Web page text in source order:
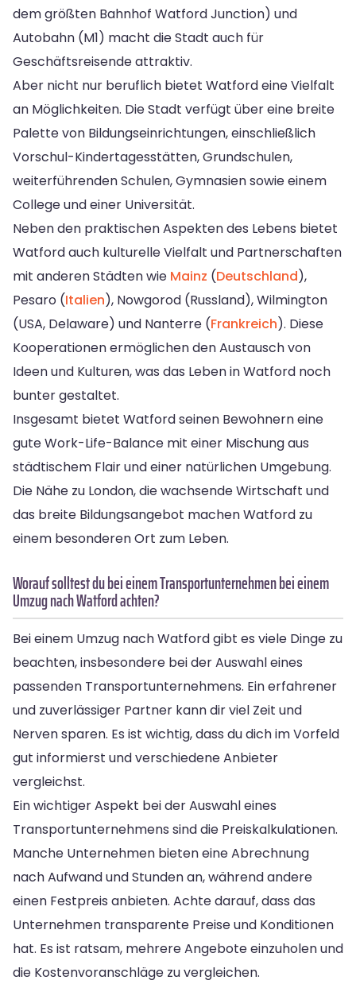
dem größten Bahnhof Watford Junction) und
Autobahn (M1) macht die Stadt auch für
Geschäftsreisende attraktiv.
Aber nicht nur beruflich bietet Watford eine Vielfalt
an Möglichkeiten. Die Stadt verfügt über eine breite
Palette von Bildungseinrichtungen, einschließlich
Vorschul-Kindertagesstätten, Grundschulen,
weiterführenden Schulen, Gymnasien sowie einem
College und einer Universität.
Neben den praktischen Aspekten des Lebens bietet
Watford auch kulturelle Vielfalt und Partnerschaften
mit anderen Städten wie Mainz (Deutschland),
Pesaro (Italien), Nowgorod (Russland), Wilmington
(USA, Delaware) und Nanterre (Frankreich). Diese
Kooperationen ermöglichen den Austausch von
Ideen und Kulturen, was das Leben in Watford noch
bunter gestaltet.
Insgesamt bietet Watford seinen Bewohnern eine
gute Work-Life-Balance mit einer Mischung aus
städtischem Flair und einer natürlichen Umgebung.
Die Nähe zu London, die wachsende Wirtschaft und
das breite Bildungsangebot machen Watford zu
einem besonderen Ort zum Leben.
Worauf solltest du bei einem Transportunternehmen bei einem
Umzug nach Watford achten?
Bei einem Umzug nach Watford gibt es viele Dinge zu
beachten, insbesondere bei der Auswahl eines
passenden Transportunternehmens. Ein erfahrener
und zuverlässiger Partner kann dir viel Zeit und
Nerven sparen. Es ist wichtig, dass du dich im Vorfeld
gut informierst und verschiedene Anbieter
vergleichst.
Ein wichtiger Aspekt bei der Auswahl eines
Transportunternehmens sind die Preiskalkulationen.
Manche Unternehmen bieten eine Abrechnung
nach Aufwand und Stunden an, während andere
einen Festpreis anbieten. Achte darauf, dass das
Unternehmen transparente Preise und Konditionen
hat. Es ist ratsam, mehrere Angebote einzuholen und
die Kostenvoranschläge zu vergleichen.